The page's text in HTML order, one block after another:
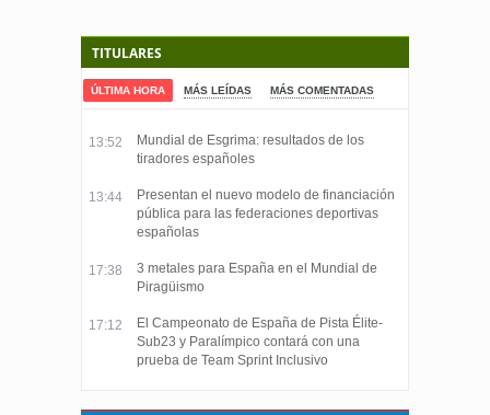
TITULARES
ÚLTIMA HORA MÁS LEÍDAS MÁS COMENTADAS
13:52
Mundial de Esgrima: resultados de los
tiradores españoles
13:44
Presentan el nuevo modelo de financiación
pública para las federaciones deportivas
españolas
17:38
3 metales para España en el Mundial de
Piragüismo
17:12
El Campeonato de España de Pista Élite-
Sub23 y Paralímpico contará con una
prueba de Team Sprint Inclusivo